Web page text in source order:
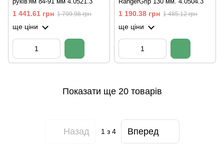
1 441.61 грн 1 799.98 грн
ще ціни
1 190.38 грн 1 485.12 грн
ще ціни
Показати ще 20 товарів
Назад 1з 4 Вперед